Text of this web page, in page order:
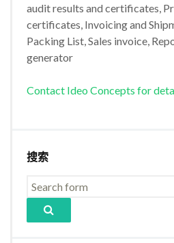
audit results and certificates,
certificates, Invoicing and
Packing List, Sales invoice,
generator
Contact Ideo Concepts for
搜索